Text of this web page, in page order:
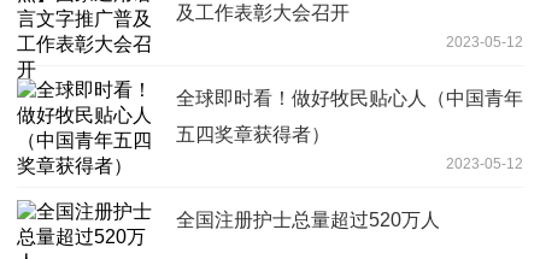
及工作表彰大会召开
2023-05-12
全球即时看！做好牧民贴心人（中国青年
五四奖章获得者）
2023-05-12
全国注册护士总量超过520万人